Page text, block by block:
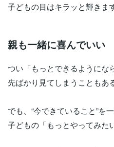
子どもの目はキラッと輝きま
親も一緒に喜んでいい
つい「もっとできるようにな
先ばかり見てしまうこともあ
でも、“今できていること”を
子どもの「もっとやってみた